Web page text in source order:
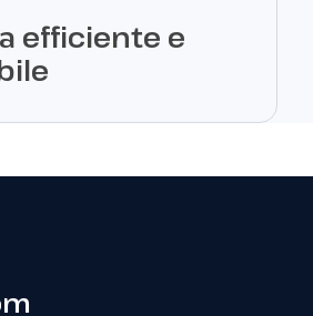
efficiente e